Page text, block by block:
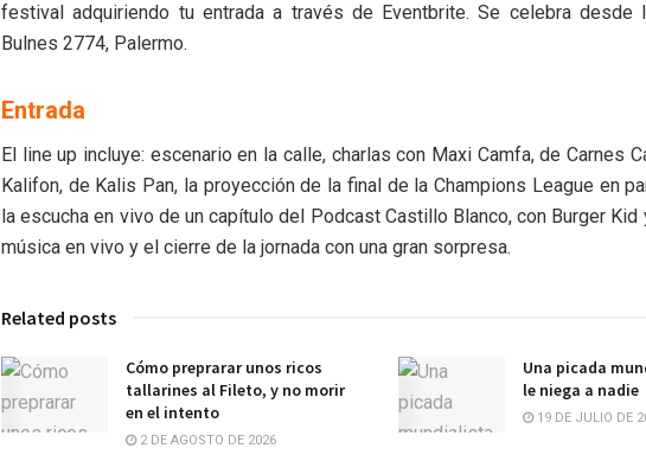
festival adquiriendo tu entrada a través de Eventbrite. Se celebra desde
Bulnes 2774, Palermo.
Entrada
El line up incluye: escenario en la calle, charlas con Maxi Camfa, de Carnes
Kalifon, de Kalis Pan, la proyección de la final de la Champions League en
la escucha en vivo de un capítulo del Podcast Castillo Blanco, con Burger Kid
música en vivo y el cierre de la jornada con una gran sorpresa.
Related posts
Cómo preprarar unos ricos
tallarines al Fileto, y no morir
en el intento
2 DE AGOSTO DE 2026
Una picada
le niega a nadie
19 DE JULIO DE